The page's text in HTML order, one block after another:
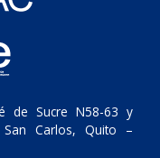
de Sucre N58-63 y
Carlos, Quito –